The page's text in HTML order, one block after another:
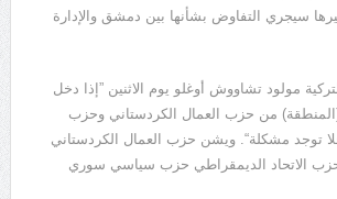
سيجري التفاوض بشأنها بين دمشق والإدارة
مولود تشاووش أوغلو يوم الاثنين ”إذا دخل
(المنطقة) من حزب العمال الكردستاني وحزب
توجد مشكلة“. ويشن حزب العمال الكردستاني
حزب الاتحاد الديمقراطي حزب سياسي سوري